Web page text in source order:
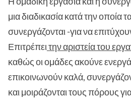
μια διαδικασία κατά την οποία
συνεργάζονται -για να
Επιτρέπειτην αριστεία του
καθώς οι ομάδες ακούνε
επικοινωνούν καλά,
και μοιράζονται τους πόρους